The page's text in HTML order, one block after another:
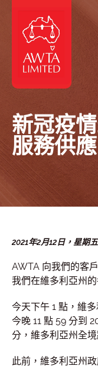
新冠疫
服務供
2021年2月12日，星期五
AWTA 向我們的客
我們在維多利亞州
今天下午 1 點，維
今晚 11 點 59 分到
分，維多利亞州全
此前，維多利亞州